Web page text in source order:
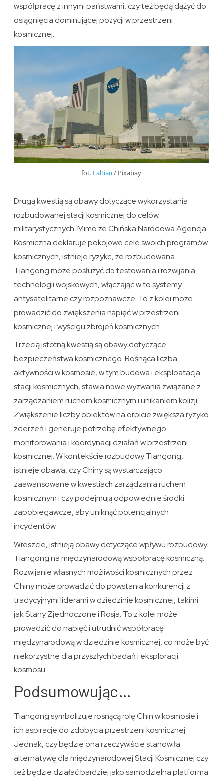
współpracę z innymi państwami, czy też będą dążyć do
osiągnięcia dominującej pozycji w przestrzeni
kosmicznej.
fot. Fabian / Pixabay
Drugą kwestią są obawy dotyczące wykorzystania
rozbudowanej stacji kosmicznej do celów
militarystycznych. Mimo że Chińska Narodowa Agencja
Kosmiczna deklaruje pokojowe cele swoich programów
kosmicznych, istnieje ryzyko, że rozbudowana
Tiangong może posłużyć do testowania i rozwijania
technologii wojskowych, włączając w to systemy
antysatelitarne czy rozpoznawcze. To z kolei może
prowadzić do zwiększenia napięć w przestrzeni
kosmicznej i wyścigu zbrojeń kosmicznych.
Trzecią istotną kwestią są obawy dotyczące
bezpieczeństwa kosmicznego. Rośnąca liczba
aktywności w kosmosie, w tym budowa i eksploatacja
stacji kosmicznych, stawia nowe wyzwania związane z
zarządzaniem ruchem kosmicznym i unikaniem kolizji.
Zwiększenie liczby obiektów na orbicie zwiększa ryzyko
zderzeń i generuje potrzebę efektywnego
monitorowania i koordynacji działań w przestrzeni
kosmicznej. W kontekście rozbudowy Tiangong,
istnieje obawa, czy Chiny są wystarczająco
zaawansowane w kwestiach zarządzania ruchem
kosmicznym i czy podejmują odpowiednie środki
zapobiegawcze, aby uniknąć potencjalnych
incydentów.
Wreszcie, istnieją obawy dotyczące wpływu rozbudowy
Tiangong na międzynarodową współpracę kosmiczną.
Rozwijanie własnych możliwości kosmicznych przez
Chiny może prowadzić do powstania konkurencji z
tradycyjnymi liderami w dziedzinie kosmicznej, takimi
jak Stany Zjednoczone i Rosja. To z kolei może
prowadzić do napięć i utrudnić współpracę
międzynarodową w dziedzinie kosmicznej, co może być
niekorzystne dla przyszłych badań i eksploracji
kosmosu.
Podsumowując…
Tiangong symbolizuje rosnącą rolę Chin w kosmosie i
ich aspiracje do zdobycia przestrzeni kosmicznej.
Jednak, czy będzie ona rzeczywiście stanowiła
alternatywę dla międzynarodowej Stacji Kosmicznej czy
też będzie działać bardziej jako samodzielna platforma